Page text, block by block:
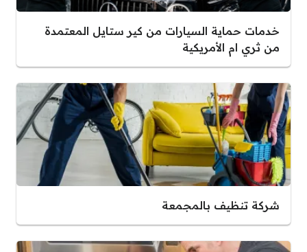
خدمات حماية السيارات من كير ستايل المعتمدة
من ثري ام الأمريكية
شركة تنظيف بالمجمعة